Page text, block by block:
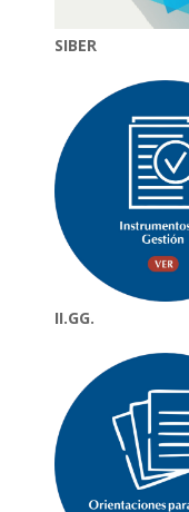
SIBER
II.GG.